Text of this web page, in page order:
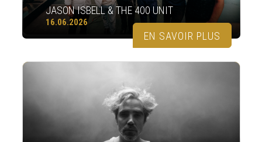
JASON ISBELL & THE 400 UNIT
16.06.2026
EN SAVOIR PLUS